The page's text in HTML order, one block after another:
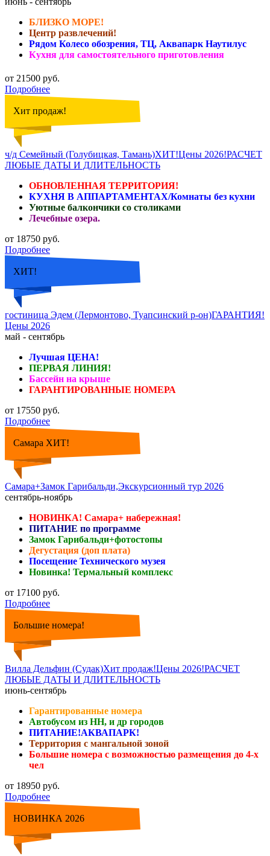
БЛИЗКО МОРЕ!
Центр развлечений!
Рядом Колесо обозрения, ТЦ, Аквапарк Наутилус
Кухня для самостоятельного приготовления
от 21500 руб.
Подробнее
Хит продаж!
ч/д Семейный (Голубицкая, Тамань)ХИТ!Цены 2026!РАСЧЕТ
ЛЮБЫЕ ДАТЫ И ДЛИТЕЛЬНОСТЬ
ОБНОВЛЕННАЯ ТЕРРИТОРИЯ!
КУХНЯ В АППАРТАМЕНТАХ/Комнаты без кухни
Уютные балкончики со столиками
Лечебные озера.
от 18750 руб.
Подробнее
ХИТ!
гостиница Эдем (Лермонтово, Туапсинский р-он)ГАРАНТИЯ!
Цены 2026
май - сентябрь
Лучшая ЦЕНА!
ПЕРВАЯ ЛИНИЯ!
Бассейн на крыше
ГАРАНТИРОВАННЫЕ НОМЕРА
от 17550 руб.
Подробнее
Самара ХИТ!
Самара+Замок Гарибальди,Экскурсионный тур 2026
сентябрь-ноябрь
НОВИНКА! Самара+ набережная!
ПИТАНИЕ по программе
Замок Гарибальди+фотостопы
Дегустация (доп плата)
Посещение Технического музея
Новинка! Термальный комплекс
от 17100 руб.
Подробнее
Большие номера!
Вилла Дельфин (Судак)Хит продаж!Цены 2026!РАСЧЕТ
ЛЮБЫЕ ДАТЫ И ДЛИТЕЛЬНОСТЬ
июнь-сентябрь
Гарантированные номера
Автобусом из НН, и др городов
ПИТАНИЕ!АКВАПАРК!
Территория с мангальной зоной
Большие номера с возможностью размещения до 4-х
чел
от 18950 руб.
Подробнее
НОВИНКА 2026